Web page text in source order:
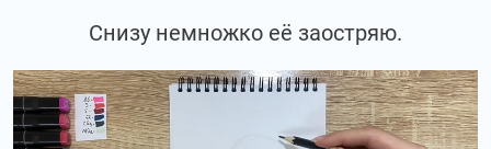
Снизу немножко её заостряю.